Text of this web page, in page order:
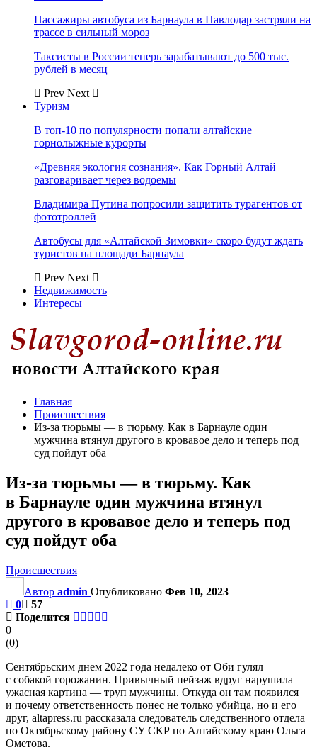
Пассажиры автобуса из Барнаула в Павлодар застряли на
трассе в сильный мороз
Таксисты в России теперь зарабатывают до 500 тыс.
рублей в месяц
Prev Next
Туризм
В топ-10 по популярности попали алтайские
горнолыжные курорты
«Древняя экология сознания». Как Горный Алтай
разговаривает через водоемы
Владимира Путина попросили защитить турагентов от
фототроллей
Автобусы для «Алтайской Зимовки» скоро будут ждать
туристов на площади Барнаула
Prev Next
Недвижимость
Интересы
Главная
Происшествия
Из-за тюрьмы — в тюрьму. Как в Барнауле один
мужчина втянул другого в кровавое дело и теперь под
суд пойдут оба
Из-за тюрьмы — в тюрьму. Как
в Барнауле один мужчина втянул
другого в кровавое дело и теперь под
суд пойдут оба
Происшествия
Автор admin Опубликовано Фев 10, 2023
0
57
Поделится
0
(0)
Сентябрьским днем 2022 года недалеко от Оби гулял
с собакой горожанин. Привычный пейзаж вдруг нарушила
ужасная картина — труп мужчины. Откуда он там появился
и почему ответственность понес не только убийца, но и его
друг, altapress.ru рассказала следователь следственного отдела
по Октябрьскому району СУ СКР по Алтайскому краю Ольга
Ометова.